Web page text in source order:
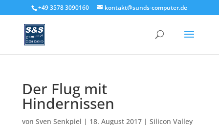
+49 3578 3090160 kontakt@sunds-computer.de
Der Flug mit
Hindernissen
von Sven Senkpiel | 18. August 2017| Silicon Valley